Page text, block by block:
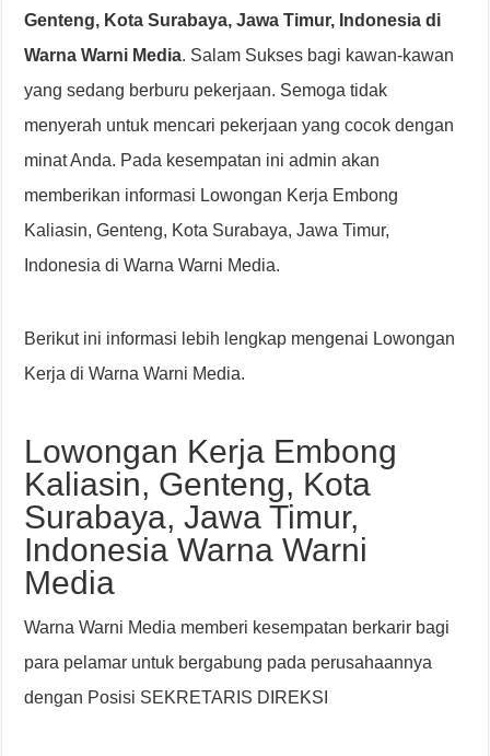
Genteng, Kota Surabaya, Jawa Timur, Indonesia di
Warna Warni Media. Salam Sukses bagi kawan-kawan
yang sedang berburu pekerjaan. Semoga tidak
menyerah untuk mencari pekerjaan yang cocok dengan
minat Anda. Pada kesempatan ini admin akan
memberikan informasi Lowongan Kerja Embong
Kaliasin, Genteng, Kota Surabaya, Jawa Timur,
Indonesia di Warna Warni Media.
Berikut ini informasi lebih lengkap mengenai Lowongan
Kerja di Warna Warni Media.
Lowongan Kerja Embong
Kaliasin, Genteng, Kota
Surabaya, Jawa Timur,
Indonesia Warna Warni
Media
Warna Warni Media memberi kesempatan berkarir bagi
para pelamar untuk bergabung pada perusahaannya
dengan Posisi SEKRETARIS DIREKSI